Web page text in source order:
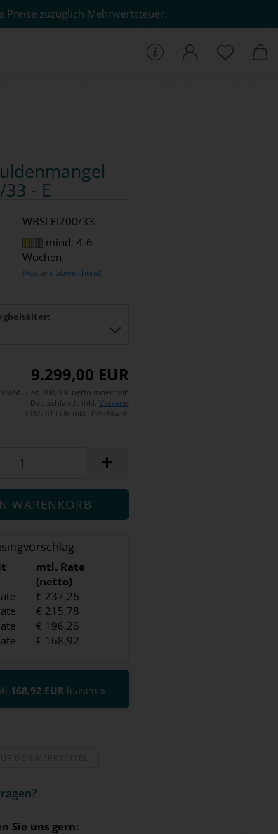
Preise zuzüglich Mehrwertsteuer.
33 - E
WBSLFI200/33
mind. 4-6
Wochen
(Ausland abweichend)
9.299,00 EUR
MwSt. | ab 200,00€ netto innerhalb
Deutschlands inkl. Versand
11.065,81 EUR inkl. 19% MwSt.
mtl. Rate
(netto)
€ 237,26
€ 215,78
€ 196,26
€ 168,92
168,92 EURleasen »
Sie uns gern: